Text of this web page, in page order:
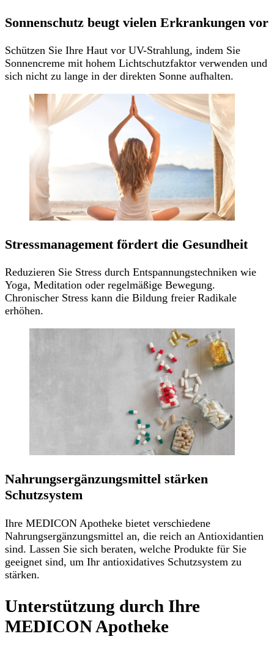
Sonnenschutz beugt vielen Erkrankungen vor
Schützen Sie Ihre Haut vor UV-Strahlung, indem Sie
Sonnencreme mit hohem Lichtschutzfaktor verwenden und
sich nicht zu lange in der direkten Sonne aufhalten.
Stressmanagement fördert die Gesundheit
Reduzieren Sie Stress durch Entspannungstechniken wie
Yoga, Meditation oder regelmäßige Bewegung.
Chronischer Stress kann die Bildung freier Radikale
erhöhen.
Nahrungsergänzungsmittel stärken
Schutzsystem
Ihre MEDICON Apotheke bietet verschiedene
Nahrungsergänzungsmittel an, die reich an Antioxidantien
sind. Lassen Sie sich beraten, welche Produkte für Sie
geeignet sind, um Ihr antioxidatives Schutzsystem zu
stärken.
Unterstützung durch Ihre
MEDICON Apotheke